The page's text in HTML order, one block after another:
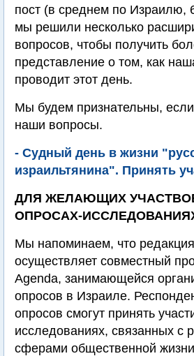
пост (в среднем по Израилю,
мы решили несколько
вопросов, чтобы получить
представление о том, как
проводит этот день.
Мы будем признательны,
наши вопросы.
- Судный день в жизни
израильтянина". Принять
ДЛЯ ЖЕЛАЮЩИХ
ОПРОСАХ-
Мы напоминаем, что
осуществляет совместный
Agenda, занимающейся
опросов в Израиле.
опросов смогут принять
исследованиях, связанных с
сферами общественной